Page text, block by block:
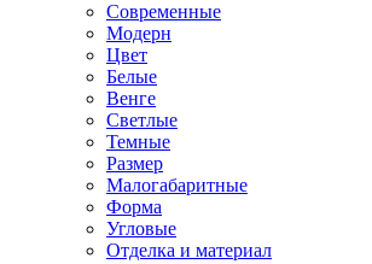
Современные
Модерн
Цвет
Белые
Венге
Светлые
Темные
Размер
Малогабаритные
Форма
Угловые
Отделка и материал